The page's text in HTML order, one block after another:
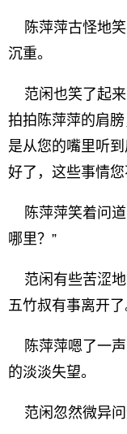
陈萍萍古怪地笑
沉重。
范闲也笑了起来
拍拍陈萍萍的肩
是从您的嘴里听
好了，这些事情
陈萍萍笑着问道
哪里？”
范闲有些苦涩地
五竹叔有事离开了
陈萍萍嗯了一声
的淡淡失望。
范闲忽然微异